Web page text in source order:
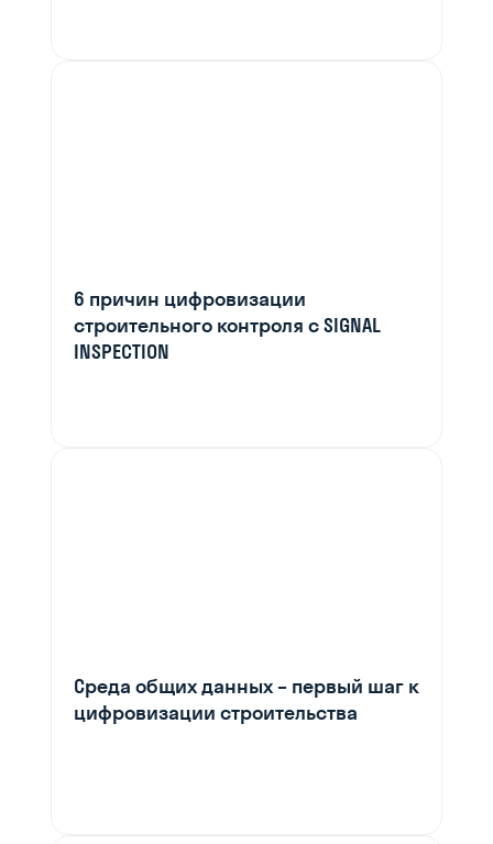
6 причин цифровизации
строительного контроля с SIGNAL
INSPECTION
Среда общих данных – первый шаг к
цифровизации строительства